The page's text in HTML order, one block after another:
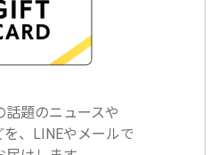
話題のニュースや
、LINEやメールで